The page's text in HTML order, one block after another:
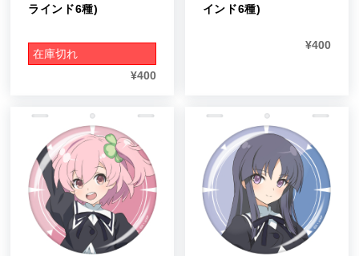
ラインド6種)
在庫切れ
¥400
インド6種)
¥400